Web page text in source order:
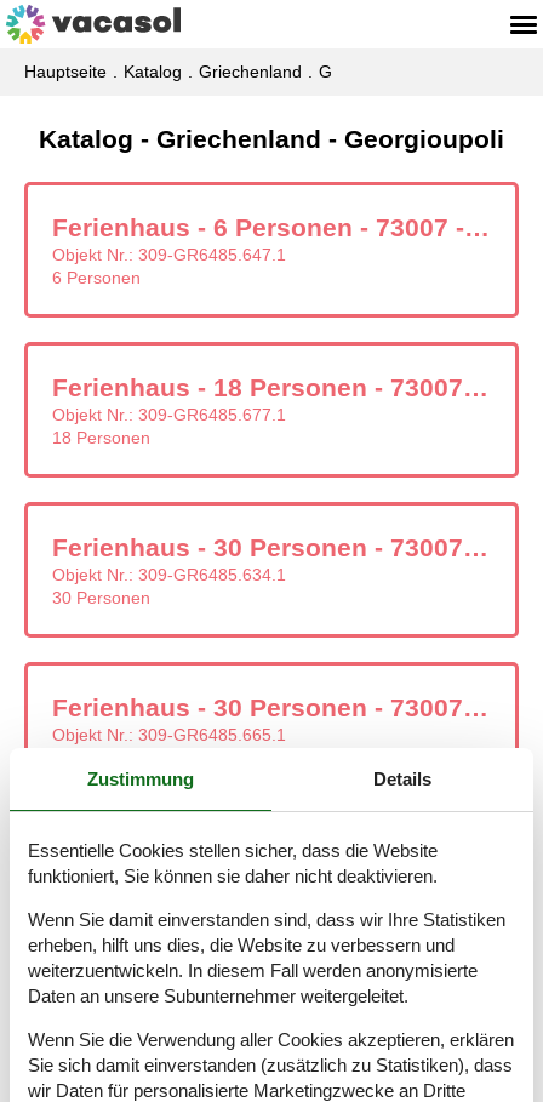
Hauptseite Katalog Griechenland G
Katalog - Griechenland - Georgioupoli
Ferienhaus - 6 Personen - 73007 - Georgioupoli
Objekt Nr.: 309-GR6485.647.1
6 Personen
Ferienhaus - 18 Personen - 73007 - Georgioupoli
Objekt Nr.: 309-GR6485.677.1
18 Personen
Ferienhaus - 30 Personen - 73007 - Georgioupoli
Objekt Nr.: 309-GR6485.634.1
30 Personen
Ferienhaus - 30 Personen - 73007 - Georgioupoli
Objekt Nr.: 309-GR6485.665.1
10 Personen
Ferienhaus - 8 Personen - 73007 - Georgioupoli
Objekt Nr.:
309-GR6485.683.1
8 Personen
Zustimmung Details
Essentielle Cookies stellen sicher, dass die Website
funktioniert, Sie können sie daher nicht deaktivieren.
Wenn Sie damit einverstanden sind, dass wir Ihre Statistiken
erheben, hilft uns dies, die Website zu verbessern und
weiterzuentwickeln. In diesem Fall werden anonymisierte
Daten an unsere Subunternehmer weitergeleitet.
Wenn Sie die Verwendung aller Cookies akzeptieren, erklären
Sie sich damit einverstanden (zusätzlich zu Statistiken), dass
wir Daten für personalisierte Marketingzwecke an Dritte